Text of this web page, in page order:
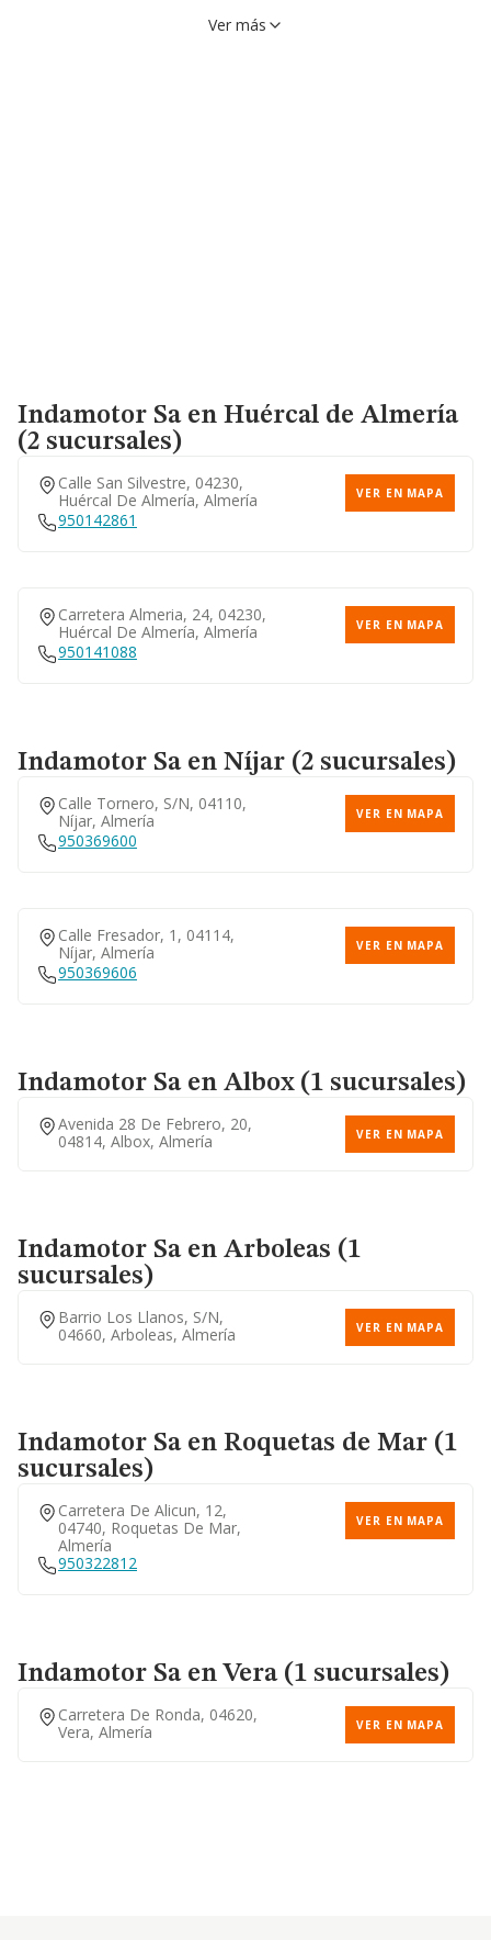
Ver más
Indamotor Saen Huércal de Almería
(2 sucursales)
Calle San Silvestre, 04230,
Huércal De Almería, Almería
VER EN MAPA
950142861
Carretera Almeria, 24, 04230,
Huércal De Almería, Almería
VER EN MAPA
950141088
Indamotor Saen Níjar (2 sucursales)
Calle Tornero, S/n, 04110,
Níjar, Almería
VER EN MAPA
950369600
Calle Fresador, 1, 04114,
Níjar, Almería
VER EN MAPA
950369606
Indamotor Saen Albox (1 sucursales)
Avenida 28 De Febrero, 20,
04814, Albox, Almería
VER EN MAPA
Indamotor Saen Arboleas (1
sucursales)
Barrio Los Llanos, S/n,
04660, Arboleas, Almería
VER EN MAPA
Indamotor Saen Roquetas de Mar (1
sucursales)
Carretera De Alicun, 12,
04740, Roquetas De Mar,
Almería
VER EN MAPA
950322812
Indamotor Saen Vera (1 sucursales)
Carretera De Ronda, 04620,
Vera, Almería
VER EN MAPA